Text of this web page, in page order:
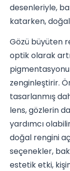
desenleriyle,
katarken,
Gözü büyüten
optik olarak
zenginleştirir.
tasarlanmış
lens, gözlerin
yardımcı
doğal rengini
seçenekler,
estetik etki,